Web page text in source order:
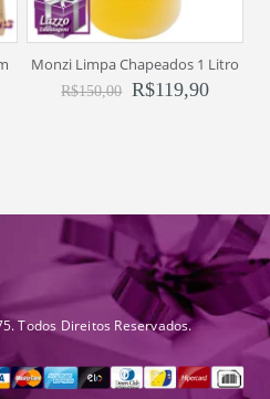
Monzi Limpa Chapeados 1 Litro
R$150,00 R$119,90
Todos Direitos Reservados.